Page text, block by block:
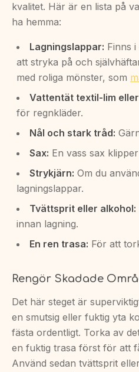
kvalitet. Här är en lista på
ha hemma:
Lagningslappar: Finns
att stryka på och
med roliga mönster, som
Vattentät textil-lim
för regnkläder.
Nål och stark tråd:
Sax: En vass sax
Strykjärn: Om du
lagningslappar.
Tvättsprit eller alkohol:
innan lagning.
En ren trasa: För att
Rengör Skadade
Det här steget är
en smutsig eller fuktig yta
fästa ordentligt. Torka av
en fuktig trasa först för att
Använd sedan tvättsprit